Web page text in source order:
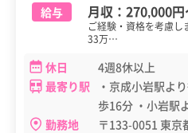
給与
月収： 270,000円
ご経験・資格を考慮
33万…
休日
4週8休以上
最寄り駅
・京成小岩駅よ
歩16分 ・小岩駅
勤務地
〒133-0051 東京